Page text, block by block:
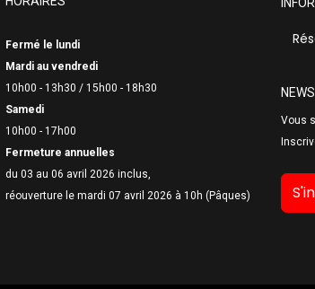
Fermé le lundi
Mardi au vendredi
10h00 - 13h30 /15h00 - 18h30
Samedi
10h00 - 17h00
Fermeture annuelles
du 03 au 06 avril 2026 inclus,
réouverture le mardi 07 avril 2026 à 10h (Pâques)
Vous